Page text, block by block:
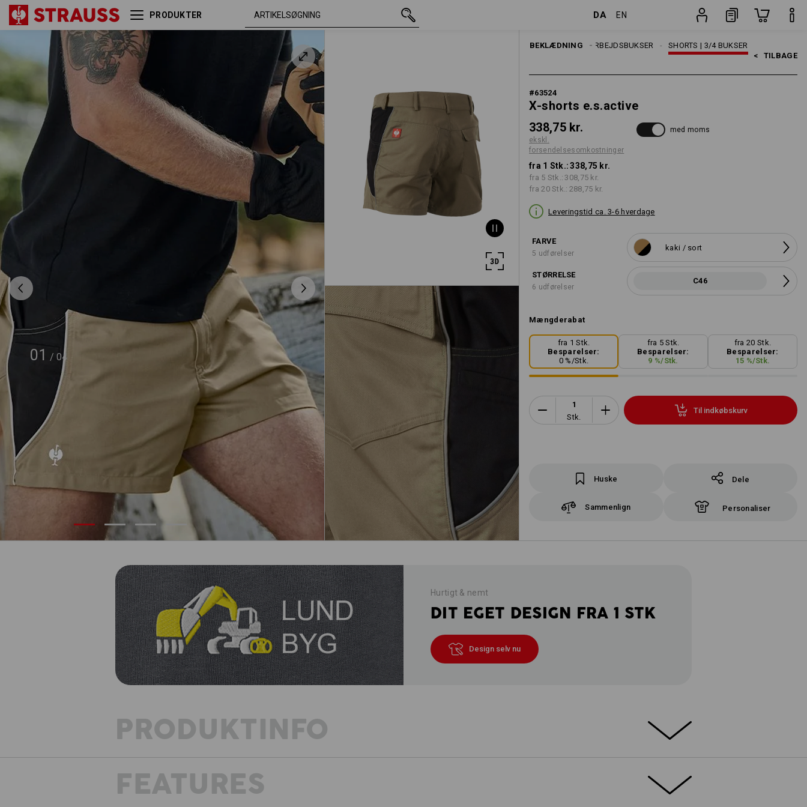
PRODUKTER DA EN
01 / 04
BEKLÆDNING SHORTS | 3/4 BUKSER
ARBEJDSBUKSER
HERRER
< TILBAGE
#63524
X-shorts e.s.active
338,75 kr.
ekskl.
forsendelsesomkostninger
med moms
fra 1 Stk.: 338,75 kr.
fra 5 Stk.: 308,75 kr.
fra 20 Stk.: 288,75 kr.
Leveringstid ca. 3-6 hverdage
FARVE
5 udførelser
kaki / sort
STØRRELSE
6 udførelser
C46
Mængderabat
fra 1 Stk.
Besparelser:
0 %/Stk.
fra 5 Stk.
Besparelser:
9 %/Stk.
fra 20 Stk.
Besparelser:
15 %/Stk.
Stk.
Til indkøbskurv
Huske Dele
Sammenlign Personaliser
X-shorts e.s.active C46 338,75 kr.
Hurtigt & nemt
DIT EGET DESIGN FRA 1 STK
Design selv nu
PRODUKTINFO
EKSTRA
FEATURES